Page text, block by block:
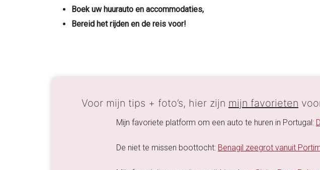
Boek uw huurauto en accommodaties,
Bereid het rijden en de reis voor!
Voor mijn tips + foto’s, hier zijn mijn favorieten
Mijn favoriete platform om een auto te huren in Portugal:
De niet te missen boottocht: Benagil zeegrot vanuit